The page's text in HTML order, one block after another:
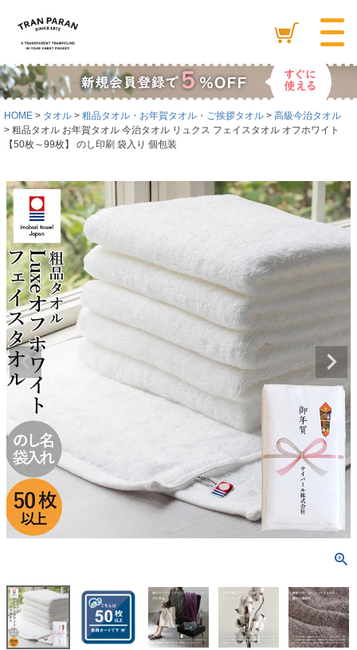
HOME タオル 粗品タオル・お年賀タオル・ご挨拶タオル
高級今治タオル
粗品タオル お年賀タオル 今治タオル リュクス フェイスタオル オフホワイト
【50枚～99枚】 のし印刷 袋入り 個包装